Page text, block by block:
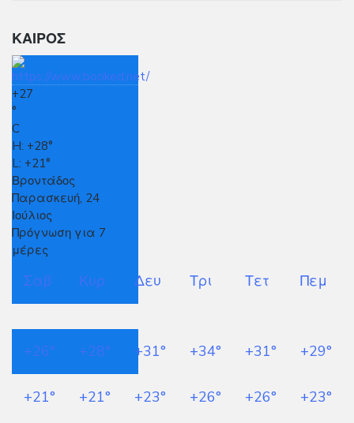
ΚΑΙΡΟΣ
+27
°
C
H: +28°
L: +21°
Βροντάδος
Παρασκευή, 24
Ιούλιος
Πρόγνωση για 7
μέρες
Σαβ Κυρ Δευ Τρι Τετ Πεμ
+26° +28° +31° +34° +31° +29°
+21° +21° +23° +26° +26° +23°